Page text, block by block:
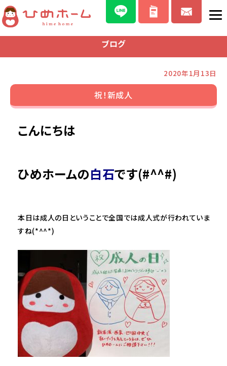
ブログ
2020年1月13日
祝！新成人
こんにちは
ひめホームの白石です(#^^#)
本日は成人の日ということで全国では成人式が行われていま
すね(*^^*)